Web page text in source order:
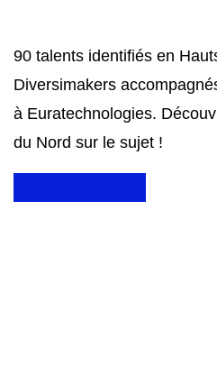
90 talents identifiés en
Diversimakers
à Euratechnologies.
du Nord sur le sujet !